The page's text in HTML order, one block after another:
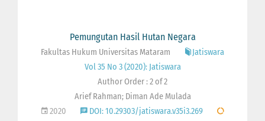
Pemungutan Hasil Hutan Negara
Fakultas Hukum Universitas Mataram
Jatiswara
Vol 35 No 3 (2020): Jatiswara
Author Order : 2 of 2
Arief Rahman; Diman Ade Mulada
2020
DOI: 10.29303/jatiswara.v35i3.269